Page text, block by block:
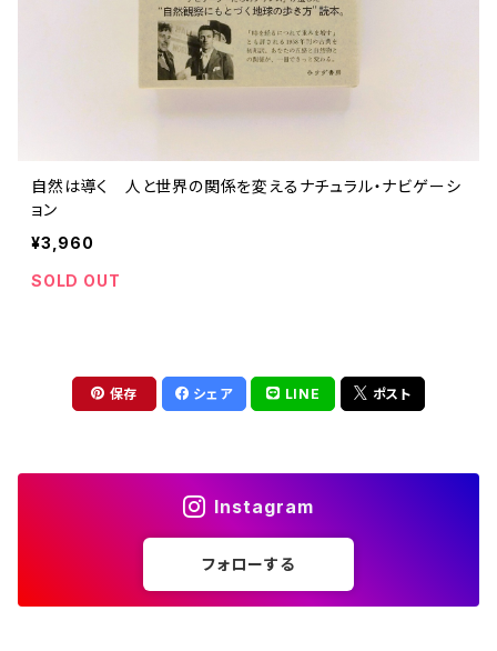
自然は導く 人と世界の関係を変えるナチュラル・ナビゲーシ
ョン
¥3,960
SOLD OUT
保存 シェア LINE ポスト
Instagram
フォローする